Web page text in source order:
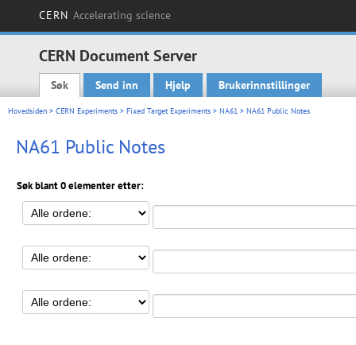
CERN Accelerating science
CERN Document Server
Main menu
Søk Send inn Hjelp Brukerinnstillinger
Hovedsiden > CERN Experiments > Fixed Target Experiments > NA61 > NA61 Public Notes
NA61 Public Notes
Søk blant 0 elementer etter: